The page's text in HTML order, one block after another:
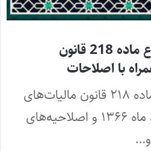
آیین‌نامه اجرایی موضوع ماده 218 قانون
با اصلاحات
این آیین‌نامه براساس ماده ۲۱۸ قانون مالیات‌های
مستقیم مصوب اسفند ماه ۱۳۶۶ و اصلاحیه‌های